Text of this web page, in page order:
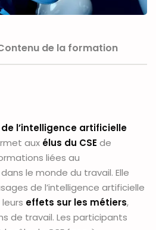
de la formation
l’intelligence artificielle
aux élus du CSE de
liées au
le monde du travail. Elle
de l’intelligence artificielle
effets sur les métiers,
de travail. Les participants